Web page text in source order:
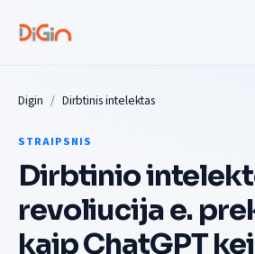
Digin Dirbtinis intelektas
STRAIPSNIS
Dirbtinio
revoliucija e.
kaip ChatGPT